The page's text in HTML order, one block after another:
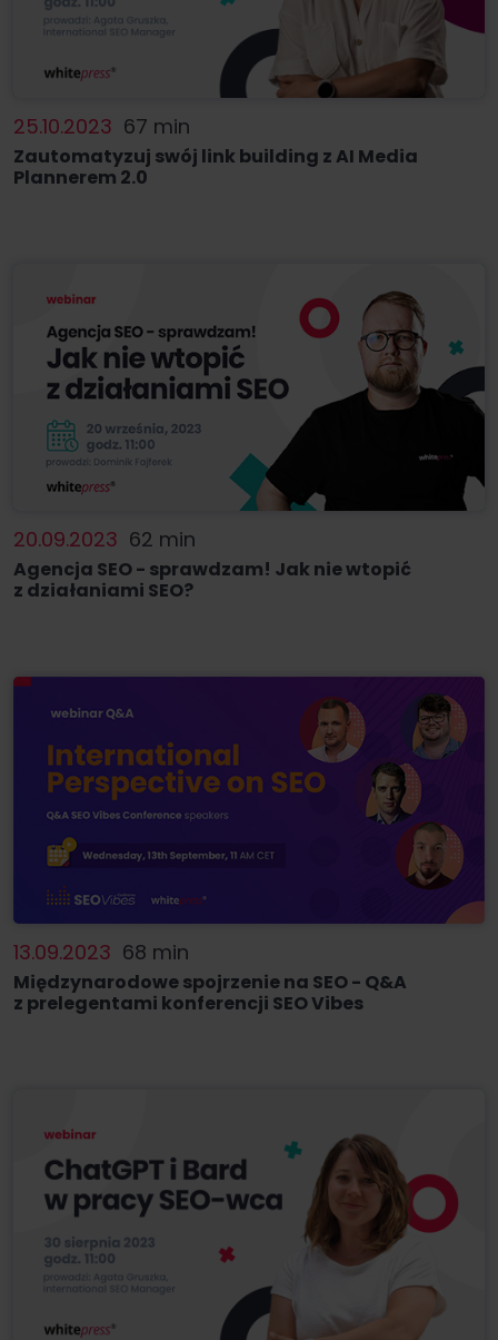
25.10.2023 67 min
Zautomatyzuj swój link building z AI Media
Plannerem 2.0
20.09.2023 62 min
Agencja SEO - sprawdzam! Jak nie wtopić
z działaniami SEO?
13.09.2023 68 min
Międzynarodowe spojrzenie na SEO - Q&A
z prelegentami konferencji SEO Vibes